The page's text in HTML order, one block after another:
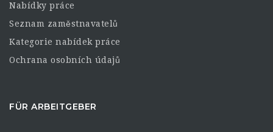
Nabídky práce
Seznam zaměstnavatelů
Kategorie nabídek práce
Ochrana osobních údajů
FÜR ARBEITGEBER